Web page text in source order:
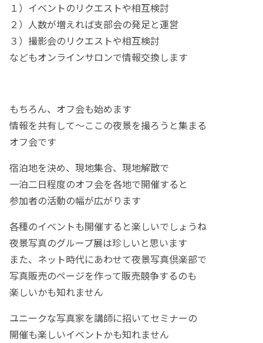
１）イベントのリクエストや相互検討
２）人数が増えれば支部会の発足と運営
３）撮影会のリクエストや相互検討
などもオンラインサロンで情報交換します
もちろん、オフ会も始めます
情報を共有して～ここの夜景を撮ろうと集まる
オフ会です
宿泊地を決め、現地集合、現地解散で
一泊二日程度のオフ会を各地で開催すると
参加者の活動の幅が広がります
各種のイベントも開催すると楽しいでしょうね
夜景写真のグループ展は珍しいと思います
また、ネット時代にあわせて夜景写真倶楽部で
写真販売のページを作って販売競争するのも
楽しいかも知れません
ユニークな写真家を講師に招いてセミナーの
開催も楽しいイベントかも知れません